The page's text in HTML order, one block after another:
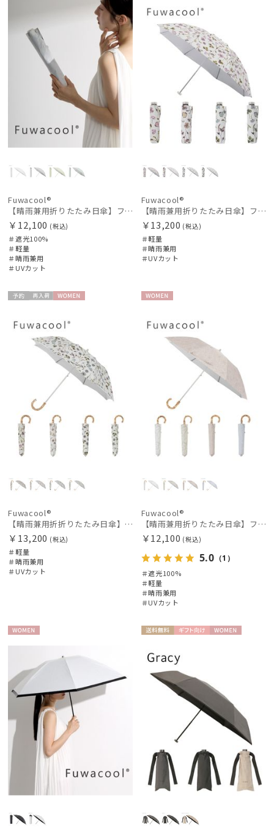
件
Fuwacool®
【晴雨兼用折りたたみ日傘】フワクール®ホワイト（Fuwacool® White）グリッターリボン 遮光100 UV100
￥12,100 (税込)
＃遮光100%
＃軽量
＃晴雨兼用
＃UVカット
Fuwacool®
【晴雨兼用折りたたみ日傘】フワクール®ホワイト（Fuwacool® White）ボタニカル 遮光100％ 遮熱 UV100％
￥13,200 (税込)
＃軽量
＃晴雨兼用
＃UVカット
Fuwacool®
【晴雨兼用折折りたたみ日傘】フワクール®ホワイト（Fuwacool® White）ボタニカル 遮光100% 遮熱 UV100% ハンドル付き
￥13,200 (税込)
＃軽量
＃晴雨兼用
＃UVカット
N
Fuwacool®
【晴雨兼用折りたたみ日傘】フワクール®ホワイト（Fuwacool® White）ラインフラワー 遮光100 UV100 ハンドル付き
￥12,100 (税込)
5.0 （1）
＃遮光100%
＃軽量
＃晴雨兼用
＃UVカット
料
向け